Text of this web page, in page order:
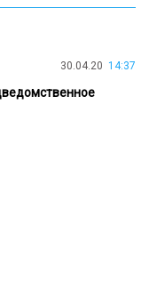
30.04.20 14:37